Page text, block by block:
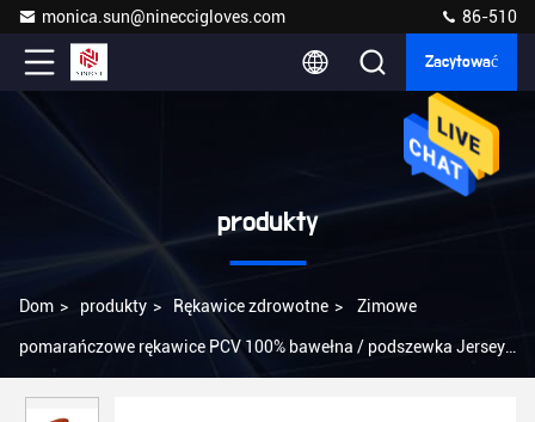
monica.sun@nineccigloves.com 86-510
Zacytować
produkty
Dom > produkty > Rękawice zdrowotne > Zimowe
pomarańczowe rękawice PCV 100% bawełna / podszewka Jersey